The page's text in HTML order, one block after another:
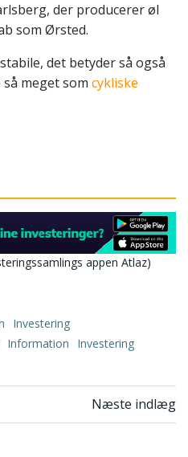
der producerer øl
som Ørsted.
det betyder så også
meget som cykliske
appen Atlaz)
Investering
Information
Investering
Næste indlæg